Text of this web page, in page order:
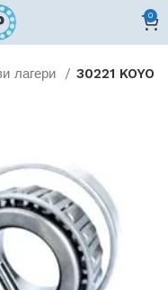
0
лагери 30221 KOYO